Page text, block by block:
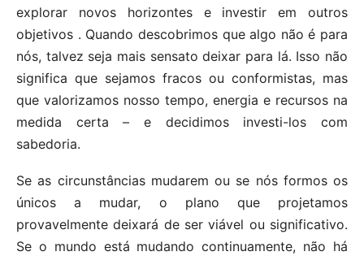
explorar novos horizontes e investir em outros
objetivos . Quando descobrimos que algo não é para
nós, talvez seja mais sensato deixar para lá. Isso não
significa que sejamos fracos ou conformistas, mas
que valorizamos nosso tempo, energia e recursos na
medida certa – e decidimos investi-los com
sabedoria.
Se as circunstâncias mudarem ou se nós formos os
únicos a mudar, o plano que projetamos
provavelmente deixará de ser viável ou significativo.
Se o mundo está mudando continuamente, não há